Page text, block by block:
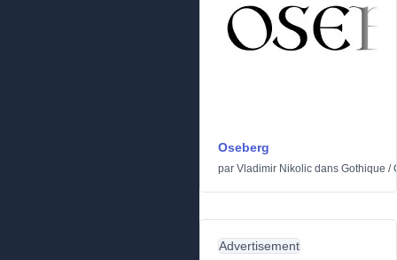
Oseberg
par Vladimir Nikolic dans Gothique /
Advertisement